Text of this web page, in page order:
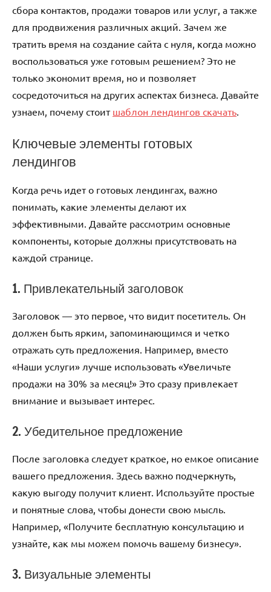
сбора контактов, продажи товаров или услуг, а также
для продвижения различных акций. Зачем же
тратить время на создание сайта с нуля, когда можно
воспользоваться уже готовым решением? Это не
только экономит время, но и позволяет
сосредоточиться на других аспектах бизнеса. Давайте
узнаем, почему стоит шаблон лендингов скачать.
Ключевые элементы готовых
лендингов
Когда речь идет о готовых лендингах, важно
понимать, какие элементы делают их
эффективными. Давайте рассмотрим основные
компоненты, которые должны присутствовать на
каждой странице.
1. Привлекательный заголовок
Заголовок — это первое, что видит посетитель. Он
должен быть ярким, запоминающимся и четко
отражать суть предложения. Например, вместо
«Наши услуги» лучше использовать «Увеличьте
продажи на 30% за месяц!» Это сразу привлекает
внимание и вызывает интерес.
2. Убедительное предложение
После заголовка следует краткое, но емкое описание
вашего предложения. Здесь важно подчеркнуть,
какую выгоду получит клиент. Используйте простые
и понятные слова, чтобы донести свою мысль.
Например, «Получите бесплатную консультацию и
узнайте, как мы можем помочь вашему бизнесу».
3. Визуальные элементы